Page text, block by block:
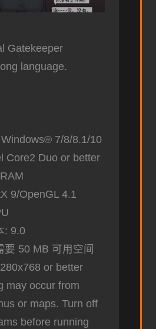
Gatekeeper
language.
7/8/8.1/10
Core2 Duo or better
9/OpenGL 4.1
: 9.0
要 50 MB 可用空间
or better
may occur from
or maps. Turn off
before running